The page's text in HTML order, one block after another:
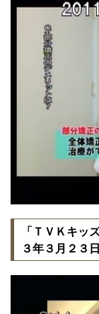
「ＴＶＫキッ
３年３月２３